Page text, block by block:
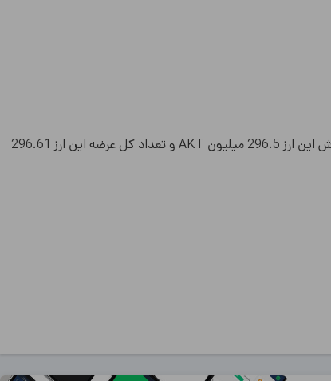
بروزرسانی 18 مرداد 1405: قیمت امروز ارز Akash Network 0.5109 دلار و 99,319 تومان می باشد. تعداد سکه های در گردش این ارز 296.5 میلیون AKT و تعداد کل عرضه این ارز 296.61